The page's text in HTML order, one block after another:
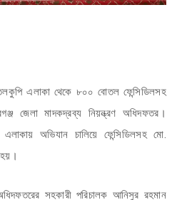
এলাকা থেকে ৮০০ বোতল ফেন্সিডিলসহ
জেলা মাদকদ্রব্য নিয়ন্ত্রণ অধিদফতর।
এলাকায় অভিযান চালিয়ে ফেন্সিডিলসহ মো.
সহকারী পরিচালক আনিসুর রহমান